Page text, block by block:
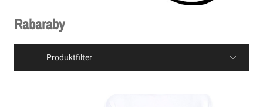
Rabaraby
Produktfilter